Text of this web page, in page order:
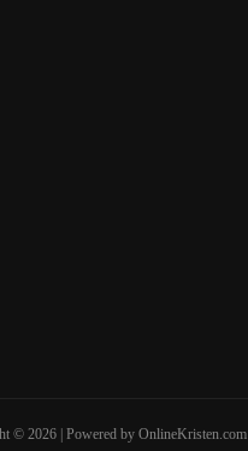
© 2026 | Powered by OnlineKristen.com